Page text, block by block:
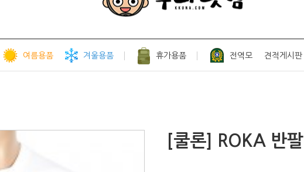
여름용품 겨울용품 휴가용품 전역모 견적게시판
[쿨론] ROKA 반